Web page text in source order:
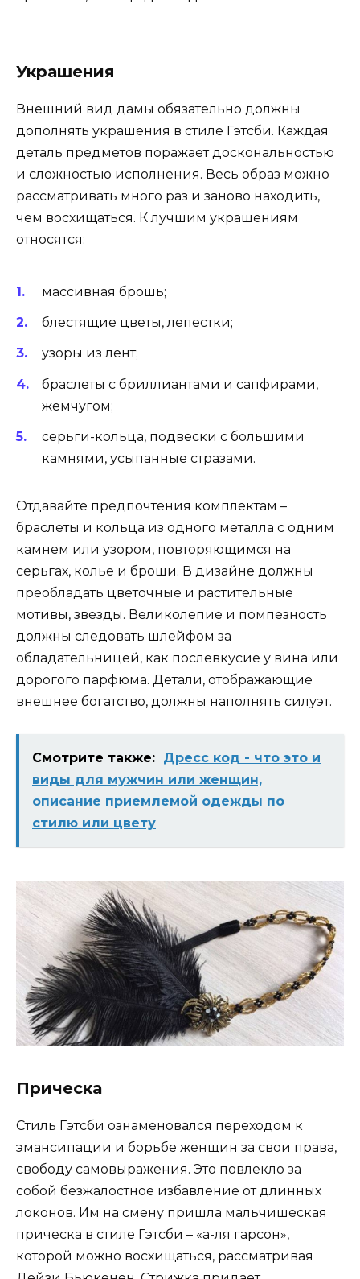
Украшения
Внешний вид дамы обязательно должны
дополнять украшения в стиле Гэтсби. Каждая
деталь предметов поражает доскональностью
и сложностью исполнения. Весь образ можно
рассматривать много раз и заново находить,
чем восхищаться. К лучшим украшениям
относятся:
массивная брошь;
блестящие цветы, лепестки;
узоры из лент;
браслеты с бриллиантами и сапфирами,
жемчугом;
серьги-кольца, подвески с большими
камнями, усыпанные стразами.
Отдавайте предпочтения комплектам –
браслеты и кольца из одного металла с одним
камнем или узором, повторяющимся на
серьгах, колье и броши. В дизайне должны
преобладать цветочные и растительные
мотивы, звезды. Великолепие и помпезность
должны следовать шлейфом за
обладательницей, как послевкусие у вина или
дорогого парфюма. Детали, отображающие
внешнее богатство, должны наполнять силуэт.
Смотрите также: Дресс код - что это и
виды для мужчин или женщин,
описание приемлемой одежды по
стилю или цвету
Прическа
Стиль Гэтсби ознаменовался переходом к
эмансипации и борьбе женщин за свои права,
свободу самовыражения. Это повлекло за
собой безжалостное избавление от длинных
локонов. Им на смену пришла мальчишеская
прическа в стиле Гэтсби – «а-ля гарсон»,
которой можно восхищаться, рассматривая